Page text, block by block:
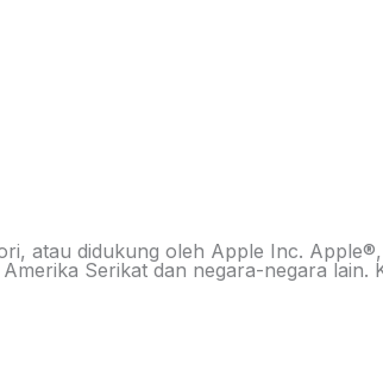
atau didukung oleh Apple Inc.
Serikat dan negara-negara